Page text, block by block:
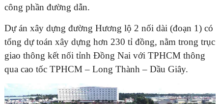
công phần đường dẫn.
Dự án xây dựng đường Hương lộ 2 nối dài (đoạn 1) có
tổng dự toán xây dựng hơn 230 tỉ đồng, nằm trong trục
giao thông kết nối tỉnh Đồng Nai với TPHCM thông
qua cao tốc TPHCM – Long Thành – Dầu Giây.